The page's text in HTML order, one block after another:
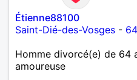
Étienne88100
Saint-Dié-des-Vosges -
Homme divorcé(e) de 64
amoureuse